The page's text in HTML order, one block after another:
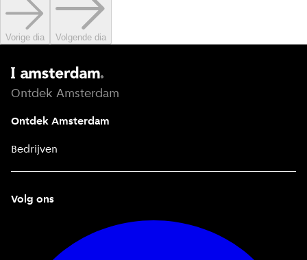
Vorige dia Volgende dia
Ontdek Amsterdam
Ontdek Amsterdam
Bedrijven
Volg ons